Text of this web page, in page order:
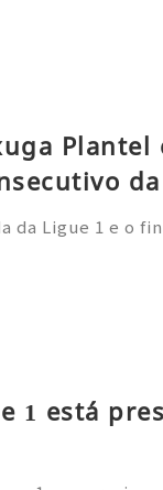
Plantel
da Ligue 1 e o
afastou-se
1 está